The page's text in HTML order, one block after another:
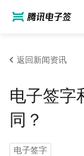
返回新闻资讯
电子签字
同？
电子签字